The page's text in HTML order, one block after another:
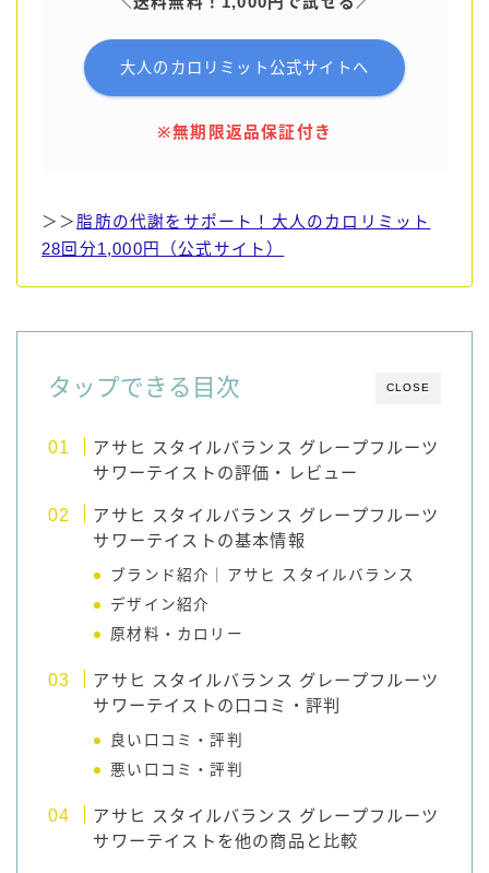
大人のカロリミット公式サイトへ
※無期限返品保証付き
＞＞ 脂肪の代謝をサポート！大人のカロリミット
28回分1,000円（公式サイト）
CLOSE
タップできる目次
アサヒ スタイルバランス グレープフルーツ
サワーテイストの評価・レビュー
アサヒ スタイルバランス グレープフルーツ
サワーテイストの基本情報
ブランド紹介｜アサヒ スタイルバランス
デザイン紹介
原材料・カロリー
アサヒ スタイルバランス グレープフルーツ
サワーテイストの口コミ・評判
良い口コミ・評判
悪い口コミ・評判
アサヒ スタイルバランス グレープフルーツ
サワーテイストを他の商品と比較